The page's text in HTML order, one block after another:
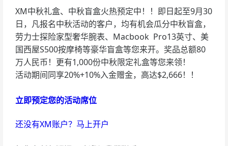
XM中秋礼盒、中秋盲盒火热预定中！！即日起至9月30
日，凡报名中秋活动的客户，均有机会瓜分中秋盲盒，
劳力士探险家型奢华腕表、Macbook Pro13英寸、美
国西屋S500按摩椅等豪华盲盒等您来开。奖品总额80
万人民币！更有1,000份中秋限定礼盒等您来领！
活动期间同享20%+10%入金赠金，高达$2,666！！
立即预定您的活动席位
还没有XM账户？马上开户